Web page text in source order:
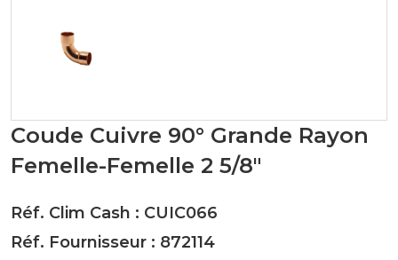
Coude Cuivre 90° Grande Rayon
Femelle-Femelle 2 5/8"
Réf. Clim Cash : CUIC066
Réf. Fournisseur : 872114